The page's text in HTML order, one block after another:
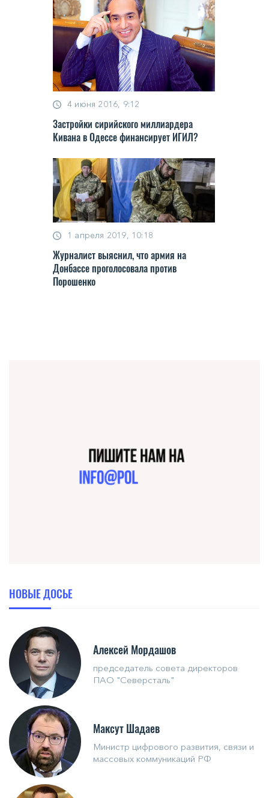
4 июня 2016, 9:12
Застройки сирийского миллиардера
Кивана в Одессе финансирует ИГИЛ?
1 апреля 2019, 10:18
Журналист выяснил, что армия на
Донбассе проголосовала против
Порошенко
НОВЫЕ ДОСЬЕ
Алексей Мордашов
председатель совета директоров
ПАО "Северсталь"
Максут Шадаев
Министр цифрового развития, связи и
массовых коммуникаций РФ